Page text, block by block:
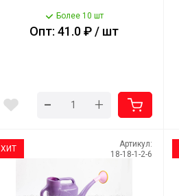
Более 10 шт
Опт: 41.0 ₽ / шт
- +
ХИТ
Артикул:
18-18-1-2-6